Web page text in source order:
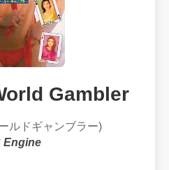
Gambler
ルドギャンブラー)
Engine